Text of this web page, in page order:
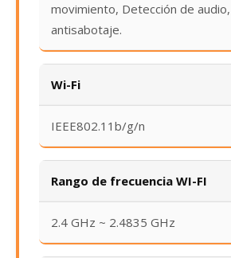
movimiento, Detección de
antisabotaje.
Wi-Fi
IEEE802.11b/g/n
Rango de frecuencia WI-FI
2.4 GHz ~ 2.4835 GHz